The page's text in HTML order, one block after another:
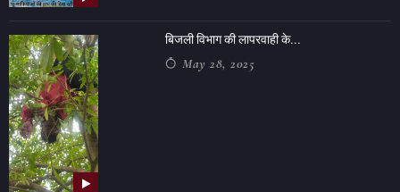
बिजली विभाग की लापरवाही के...
May 28, 2025